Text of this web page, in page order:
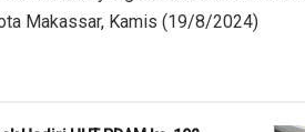
Makassar, Kamis (19/8/2024)